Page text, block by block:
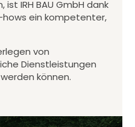
IRH BAU GmbH dank
ein kompetenter,
von
Dienstleistungen
können.